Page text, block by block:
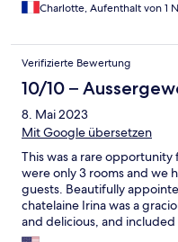
Charlotte, Aufenthalt von 1
Verifizierte Bewertung
10/10 –
8. Mai 2023
Mit Google übersetzen
This was a rare opportunity
were only 3 rooms and we
guests. Beautifully
chatelaine Irina was a
and delicious, and
herself. We didn't eat